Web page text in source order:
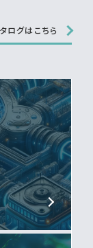
ログはこちら